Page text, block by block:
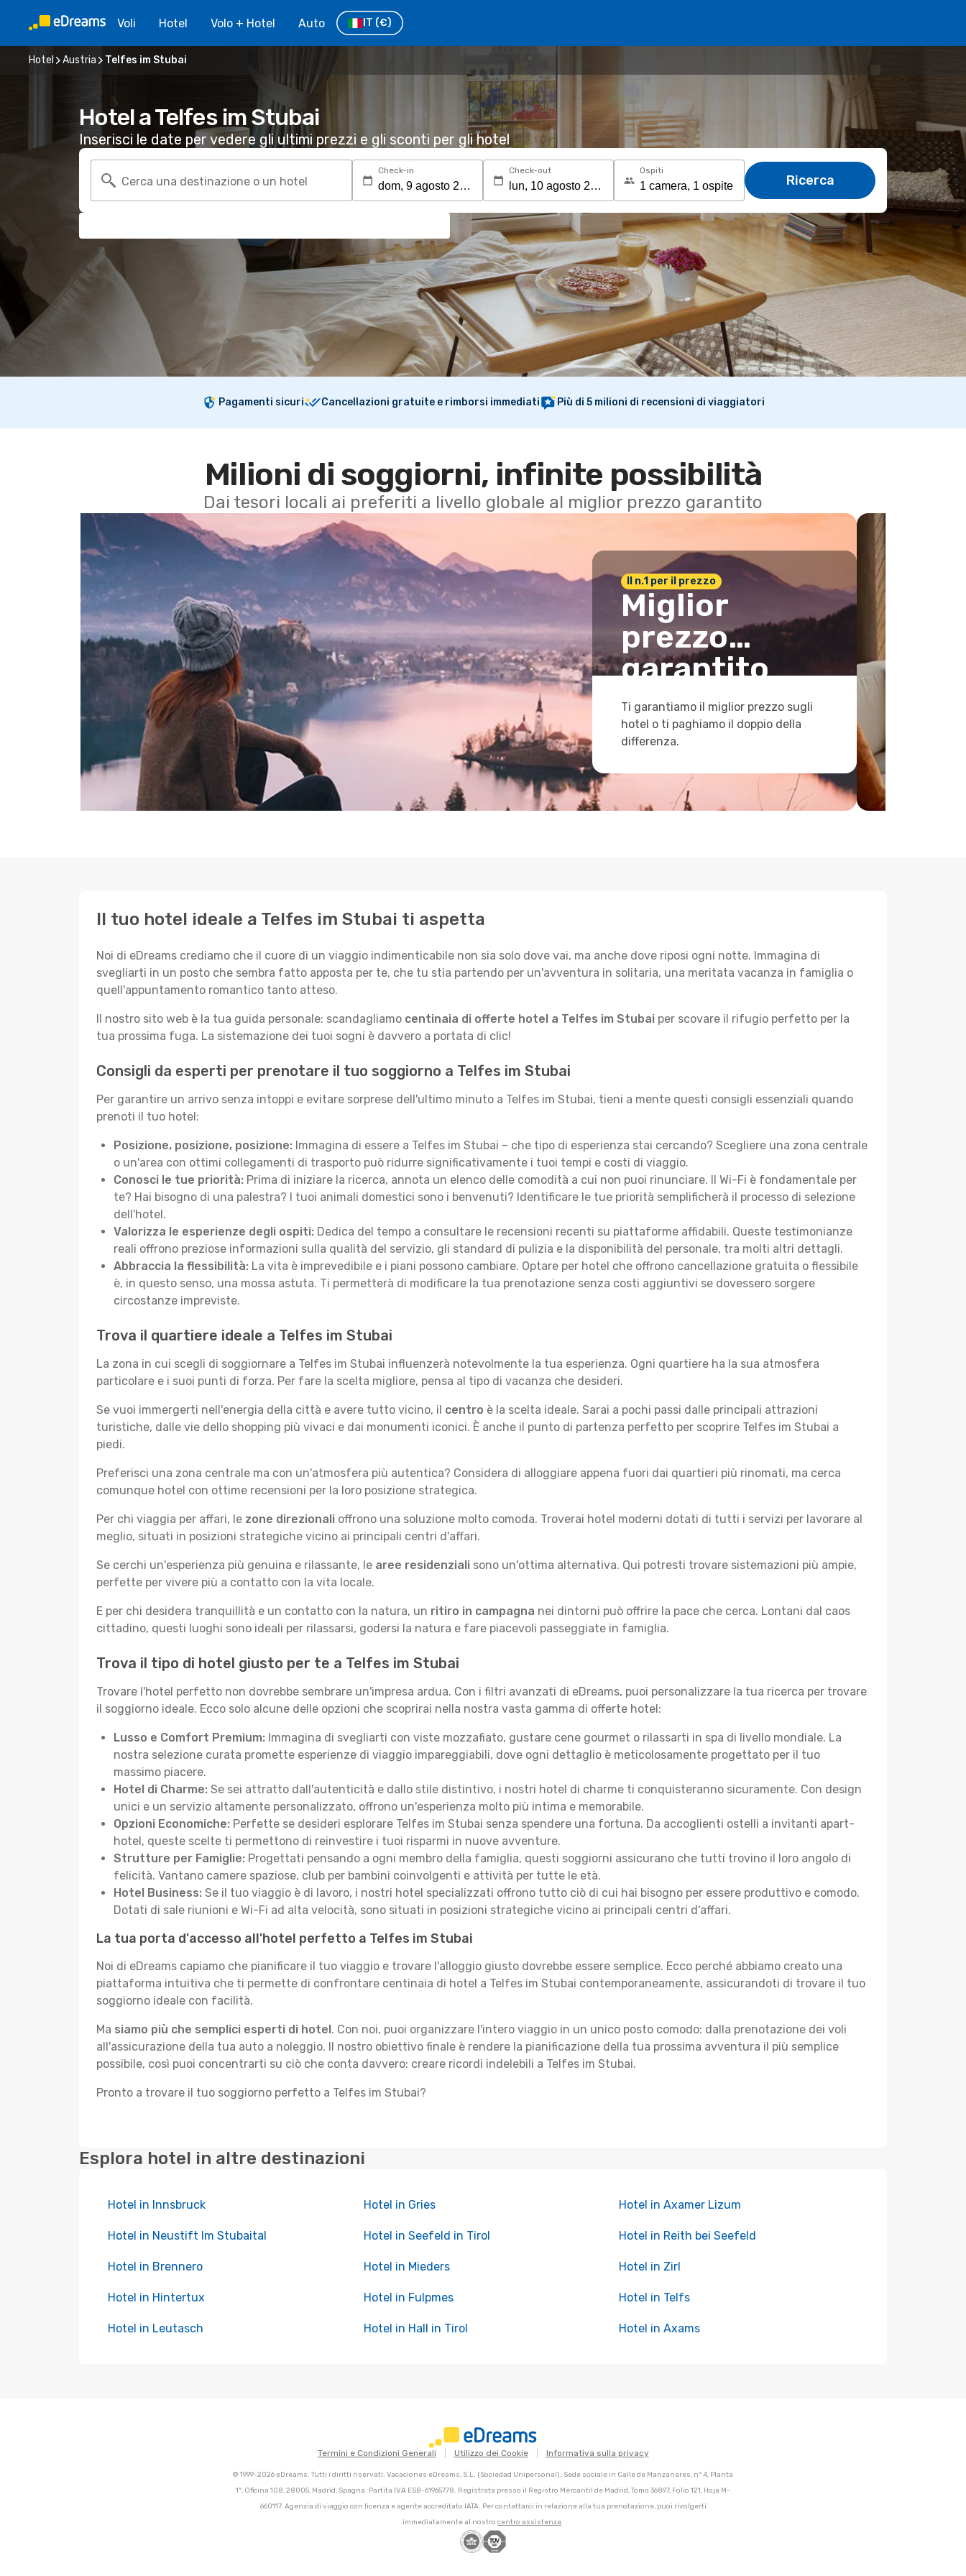
Voli Hotel Volo + Hotel Auto IT (€)
Hotel Austria Telfes im Stubai
Hotel a Telfes im Stubai
Inserisci le date per vedere gli ultimi prezzi e gli sconti per gli hotel
Cerca una destinazione o un hotel
Check-in Check-out Ospiti
Ricerca
Pagamenti sicuri Cancellazioni gratuite e rimborsi immediati Più di 5 milioni di recensioni di viaggiatori
Milioni di soggiorni, infinite possibilità
Dai tesori locali ai preferiti a livello globale al miglior prezzo garantito
Il n.1 per il prezzo
Miglior
prezzo
garantito
Ti garantiamo il miglior prezzo sugli
hotel o ti paghiamo il doppio della
differenza.
Il tuo hotel ideale a Telfes im Stubai ti aspetta
Noi di eDreams crediamo che il cuore di un viaggio indimenticabile non sia solo dove vai, ma anche dove riposi ogni notte. Immagina di
svegliarti in un posto che sembra fatto apposta per te, che tu stia partendo per un'avventura in solitaria, una meritata vacanza in famiglia o
quell'appuntamento romantico tanto atteso.
Il nostro sito web è la tua guida personale: scandagliamo centinaia di offerte hotel a Telfes im Stubai per scovare il rifugio perfetto per la
tua prossima fuga. La sistemazione dei tuoi sogni è davvero a portata di clic!
Consigli da esperti per prenotare il tuo soggiorno a Telfes im Stubai
Per garantire un arrivo senza intoppi e evitare sorprese dell'ultimo minuto a Telfes im Stubai, tieni a mente questi consigli essenziali quando
prenoti il tuo hotel:
Posizione, posizione, posizione: Immagina di essere a Telfes im Stubai – che tipo di esperienza stai cercando? Scegliere una zona centrale
o un'area con ottimi collegamenti di trasporto può ridurre significativamente i tuoi tempi e costi di viaggio.
Conosci le tue priorità: Prima di iniziare la ricerca, annota un elenco delle comodità a cui non puoi rinunciare. Il Wi-Fi è fondamentale per
te? Hai bisogno di una palestra? I tuoi animali domestici sono i benvenuti? Identificare le tue priorità semplificherà il processo di selezione
dell'hotel.
Valorizza le esperienze degli ospiti: Dedica del tempo a consultare le recensioni recenti su piattaforme affidabili. Queste testimonianze
reali offrono preziose informazioni sulla qualità del servizio, gli standard di pulizia e la disponibilità del personale, tra molti altri dettagli.
Abbraccia la flessibilità: La vita è imprevedibile e i piani possono cambiare. Optare per hotel che offrono cancellazione gratuita o flessibile
è, in questo senso, una mossa astuta. Ti permetterà di modificare la tua prenotazione senza costi aggiuntivi se dovessero sorgere
circostanze impreviste.
Trova il quartiere ideale a Telfes im Stubai
La zona in cui scegli di soggiornare a Telfes im Stubai influenzerà notevolmente la tua esperienza. Ogni quartiere ha la sua atmosfera
particolare e i suoi punti di forza. Per fare la scelta migliore, pensa al tipo di vacanza che desideri.
Se vuoi immergerti nell'energia della città e avere tutto vicino, il centro è la scelta ideale. Sarai a pochi passi dalle principali attrazioni
turistiche, dalle vie dello shopping più vivaci e dai monumenti iconici. È anche il punto di partenza perfetto per scoprire Telfes im Stubai a
piedi.
Preferisci una zona centrale ma con un'atmosfera più autentica? Considera di alloggiare appena fuori dai quartieri più rinomati, ma cerca
comunque hotel con ottime recensioni per la loro posizione strategica.
Per chi viaggia per affari, le zone direzionali offrono una soluzione molto comoda. Troverai hotel moderni dotati di tutti i servizi per lavorare al
meglio, situati in posizioni strategiche vicino ai principali centri d'affari.
Se cerchi un'esperienza più genuina e rilassante, le aree residenziali sono un'ottima alternativa. Qui potresti trovare sistemazioni più ampie,
perfette per vivere più a contatto con la vita locale.
E per chi desidera tranquillità e un contatto con la natura, un ritiro in campagna nei dintorni può offrire la pace che cerca. Lontani dal caos
cittadino, questi luoghi sono ideali per rilassarsi, godersi la natura e fare piacevoli passeggiate in famiglia.
Trova il tipo di hotel giusto per te a Telfes im Stubai
Trovare l'hotel perfetto non dovrebbe sembrare un'impresa ardua. Con i filtri avanzati di eDreams, puoi personalizzare la tua ricerca per trovare
il soggiorno ideale. Ecco solo alcune delle opzioni che scoprirai nella nostra vasta gamma di offerte hotel:
Lusso e Comfort Premium: Immagina di svegliarti con viste mozzafiato, gustare cene gourmet o rilassarti in spa di livello mondiale. La
nostra selezione curata promette esperienze di viaggio impareggiabili, dove ogni dettaglio è meticolosamente progettato per il tuo
massimo piacere.
Hotel di Charme: Se sei attratto dall'autenticità e dallo stile distintivo, i nostri hotel di charme ti conquisteranno sicuramente. Con design
unici e un servizio altamente personalizzato, offrono un'esperienza molto più intima e memorabile.
Opzioni Economiche: Perfette se desideri esplorare Telfes im Stubai senza spendere una fortuna. Da accoglienti ostelli a invitanti apart-
hotel, queste scelte ti permettono di reinvestire i tuoi risparmi in nuove avventure.
Strutture per Famiglie: Progettati pensando a ogni membro della famiglia, questi soggiorni assicurano che tutti trovino il loro angolo di
felicità. Vantano camere spaziose, club per bambini coinvolgenti e attività per tutte le età.
Hotel Business: Se il tuo viaggio è di lavoro, i nostri hotel specializzati offrono tutto ciò di cui hai bisogno per essere produttivo e comodo.
Dotati di sale riunioni e Wi-Fi ad alta velocità, sono situati in posizioni strategiche vicino ai principali centri d'affari.
La tua porta d'accesso all'hotel perfetto a Telfes im Stubai
Noi di eDreams capiamo che pianificare il tuo viaggio e trovare l'alloggio giusto dovrebbe essere semplice. Ecco perché abbiamo creato una
piattaforma intuitiva che ti permette di confrontare centinaia di hotel a Telfes im Stubai contemporaneamente, assicurandoti di trovare il tuo
soggiorno ideale con facilità.
Ma siamo più che semplici esperti di hotel. Con noi, puoi organizzare l'intero viaggio in un unico posto comodo: dalla prenotazione dei voli
all'assicurazione della tua auto a noleggio. Il nostro obiettivo finale è rendere la pianificazione della tua prossima avventura il più semplice
possibile, così puoi concentrarti su ciò che conta davvero: creare ricordi indelebili a Telfes im Stubai.
Pronto a trovare il tuo soggiorno perfetto a Telfes im Stubai?
Esplora hotel in altre destinazioni
Hotel in Innsbruck Hotel in Gries Hotel in Axamer Lizum
Hotel in Neustift Im Stubaital Hotel in Seefeld in Tirol Hotel in Reith bei Seefeld
Hotel in Brennero Hotel in Mieders Hotel in Zirl
Hotel in Hintertux Hotel in Fulpmes Hotel in Telfs
Hotel in Leutasch Hotel in Hall in Tirol Hotel in Axams
Termini e Condizioni Generali Utilizzo dei Cookie Informativa sulla privacy
© 1999-2026 eDreams. Tutti i diritti riservati. Vacaciones eDreams, S.L. (Sociedad Unipersonal). Sede sociale in Calle de Manzanares, nº 4, Planta
1º, Oficina 108, 28005, Madrid, Spagna. Partita IVA ESB-61965778. Registrata presso il Registro Mercantil de Madrid, Tomo 36897, Folio 121, Hoja M-
660117. Agenzia di viaggio con licenza e agente accreditato IATA. Per contattarci in relazione alla tua prenotazione, puoi rivolgerti
immediatamente al nostro centro assistenza.